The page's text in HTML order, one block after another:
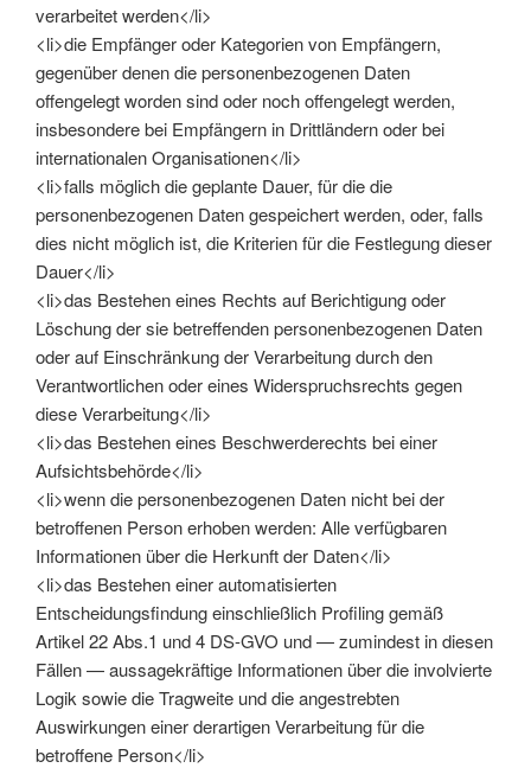
verarbeitet werden</li>
<li>die Empfänger oder Kategorien von Empfängern,
gegenüber denen die personenbezogenen Daten
offengelegt worden sind oder noch offengelegt werden,
insbesondere bei Empfängern in Drittländern oder bei
internationalen Organisationen</li>
<li>falls möglich die geplante Dauer, für die die
personenbezogenen Daten gespeichert werden, oder, falls
dies nicht möglich ist, die Kriterien für die Festlegung dieser
Dauer</li>
<li>das Bestehen eines Rechts auf Berichtigung oder
Löschung der sie betreffenden personenbezogenen Daten
oder auf Einschränkung der Verarbeitung durch den
Verantwortlichen oder eines Widerspruchsrechts gegen
diese Verarbeitung</li>
<li>das Bestehen eines Beschwerderechts bei einer
Aufsichtsbehörde</li>
<li>wenn die personenbezogenen Daten nicht bei der
betroffenen Person erhoben werden: Alle verfügbaren
Informationen über die Herkunft der Daten</li>
<li>das Bestehen einer automatisierten
Entscheidungsfindung einschließlich Profiling gemäß
Artikel 22 Abs.1 und 4 DS-GVO und — zumindest in diesen
Fällen — aussagekräftige Informationen über die involvierte
Logik sowie die Tragweite und die angestrebten
Auswirkungen einer derartigen Verarbeitung für die
betroffene Person</li>